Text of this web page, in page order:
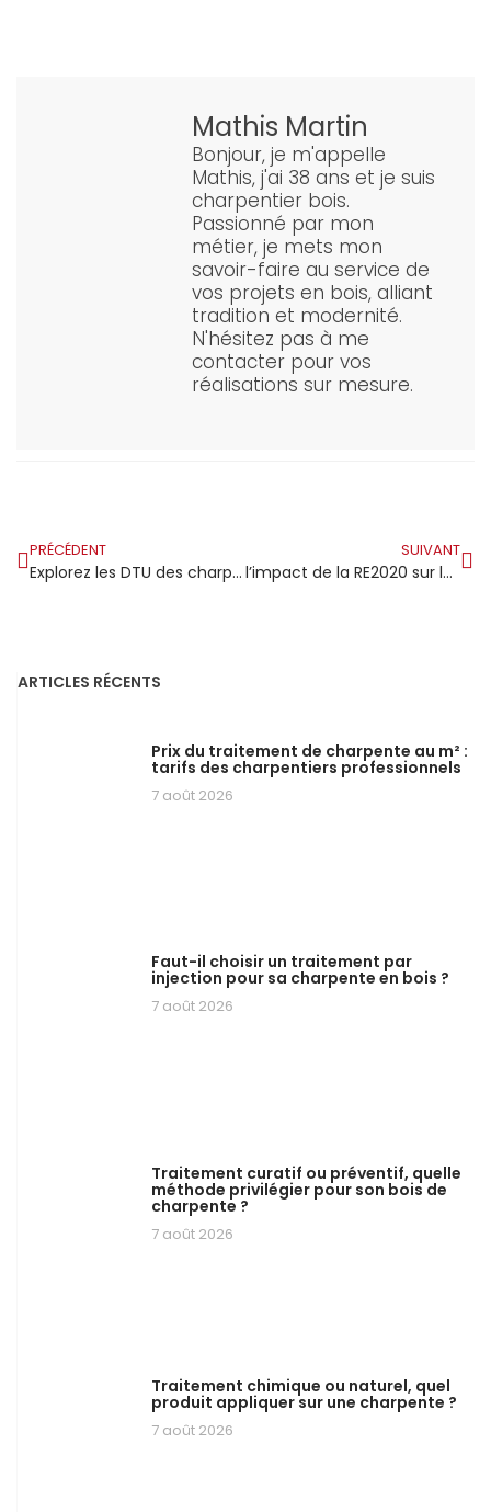
Mathis Martin
Bonjour, je m'appelle
Mathis, j'ai 38 ans et je suis
charpentier bois.
Passionné par mon
métier, je mets mon
savoir-faire au service de
vos projets en bois, alliant
tradition et modernité.
N'hésitez pas à me
contacter pour vos
réalisations sur mesure.
PRÉCÉDENT
Explorez les DTU des charpentes en bois : le guide incontournable pour vos projets
SUIVANT
l’impact de la RE2020 sur la construction en bois : un constat mitigé
ARTICLES RÉCENTS
Prix du traitement de charpente au m² :
tarifs des charpentiers professionnels
7 août 2026
Faut-il choisir un traitement par
injection pour sa charpente en bois ?
7 août 2026
Traitement curatif ou préventif, quelle
méthode privilégier pour son bois de
charpente ?
7 août 2026
Traitement chimique ou naturel, quel
produit appliquer sur une charpente ?
7 août 2026